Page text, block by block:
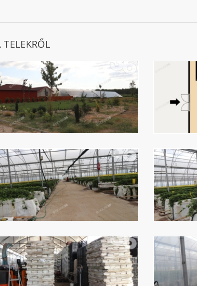
TELEKRŐL